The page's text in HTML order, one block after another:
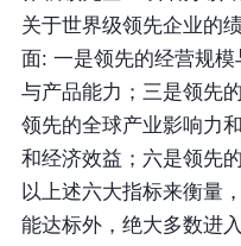
关于世界级领先企业的
面: 一是领先的经营规
与产品能力；三是领先
领先的全球产业影响力
和经济效益；六是领先
以上述六大指标来衡量
能达标外，绝大多数进